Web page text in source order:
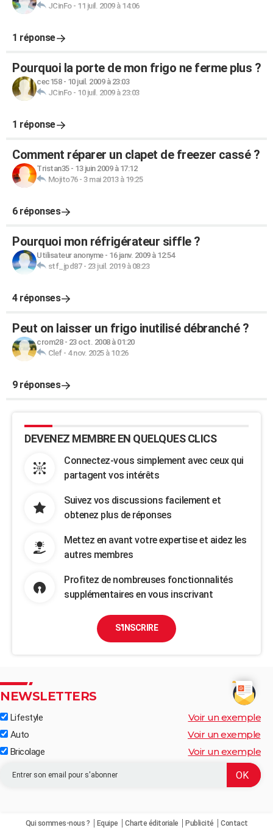
JCinFo- 11 juil. 2009 à 14:06
1 réponse
Pourquoi la porte de mon frigo ne ferme plus ?
cec158- 10 juil. 2009 à 23:03
JCinFo- 10 juil. 2009 à 23:03
1 réponse
Comment réparer un clapet de freezer cassé ?
Tristan35- 13 juin 2009 à 17:12
Mojito76- 3 mai 2013 à 19:25
6 réponses
Pourquoi mon réfrigérateur siffle ?
Utilisateur anonyme- 16 janv. 2009 à 12:54
stf_jpd87- 23 juil. 2019 à 08:23
4 réponses
Peut on laisser un frigo inutilisé débranché ?
crom28- 23 oct. 2008 à 01:20
Clef- 4 nov. 2025 à 10:26
9 réponses
DEVENEZ MEMBRE EN QUELQUES CLICS
Connectez-vous simplement avec ceux qui
partagent vos intérêts
Suivez vos discussions facilement et
obtenez plus de réponses
Mettez en avant votre expertise et aidez les
autres membres
Profitez de nombreuses fonctionnalités
supplémentaires en vous inscrivant
S'INSCRIRE
NEWSLETTERS
Lifestyle Voir un exemple
Auto Voir un exemple
Bricolage Voir un exemple
Qui sommes-nous ? Equipe Charte éditoriale Publicité Contact